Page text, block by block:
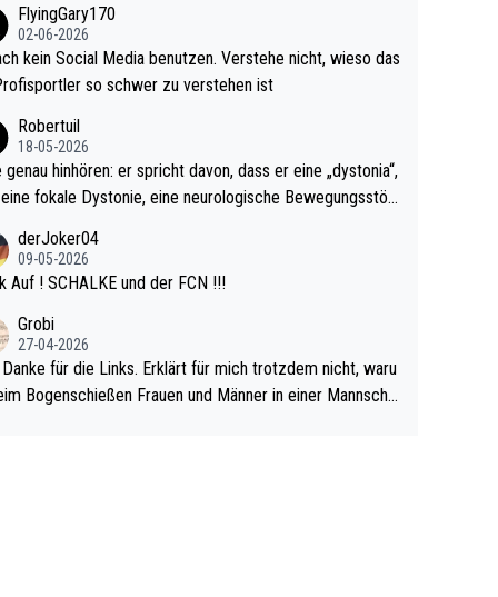
hat.
in den Griff kriegen. Nur eins wundert mich: Luke Li
doch neulich erst derjenige, der über Social Media G
hat. Und Littlers Mutter schießt öfters mal gege
FlyingGary170
02-06-2026
kein Social Media benutzen. Verstehe nicht, wieso das
so schwer zu verstehen ist
Robertuil
18-05-2026
genau hinhören: er spricht davon, dass er eine „dystonia“,
fokale Dystonie, eine neurologische Bewegungsstör
im Arm hat. Und, dass Medikamente ihm helfen! Ich gl
immer noch, dass sehr viele der Dartits-Fälle fälschlich p
könnten teils wirksam behandelt werden! Dafür müsst
nur zum Neurologen und nicht zum Mentaltrainer gehe
derJoker04
09-05-2026
Auf ! SCHALKE und der FCN !!!
Grobi
27-04-2026
Danke für die Links. Erklärt für mich trotzdem nicht, waru
Bogenschießen Frauen und Männer in einer Mannscha